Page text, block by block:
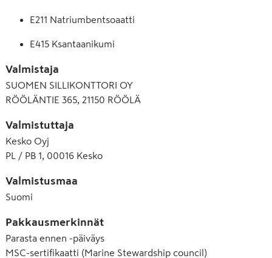
E211 Natriumbentsoaatti
E415 Ksantaanikumi
Valmistaja
SUOMEN SILLIKONTTORI OY
RÖÖLÄNTIE 365, 21150 RÖÖLÄ
Valmistuttaja
Kesko Oyj
PL / PB 1, 00016 Kesko
Valmistusmaa
Suomi
Pakkausmerkinnät
Parasta ennen -päiväys
MSC-sertifikaatti (Marine Stewardship council)